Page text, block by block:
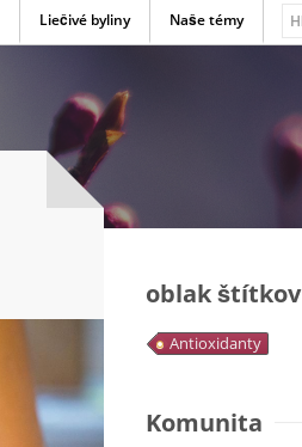
Liečivé byliny Naše témy
oblak štítkov
Antioxidanty
Komunita